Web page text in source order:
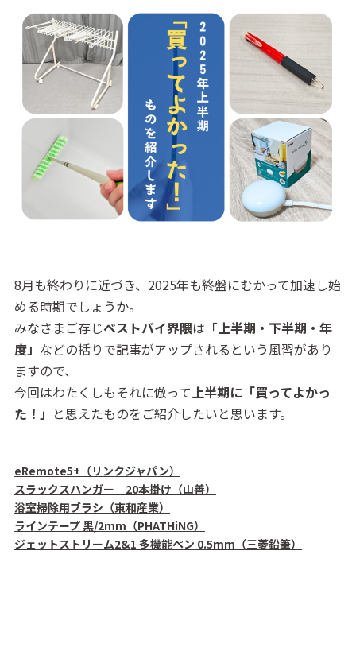
8月も終わりに近づき、2025年も終盤にむかって加速し始
める時期でしょうか。
みなさまご存じベストバイ界隈は「 上半期・下半期・年
度」 などの括りで記事がアップされるという風習があり
ますので、
今回はわたくしもそれに倣って 上半期に「買ってよかっ
た！」 と思えたものをご紹介したいと思います。
eRemote5+（リンクジャパン）
スラックスハンガー 20本掛け（山善）
浴室掃除用ブラシ（東和産業）
ラインテープ 黒/2mm（PHATHiNG）
ジェットストリーム2&1 多機能ペン 0.5mm（三菱鉛筆）